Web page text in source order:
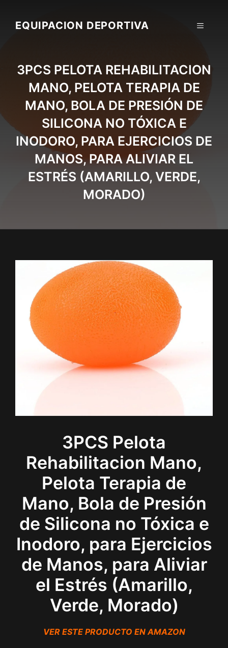
contentEQUIPACION DEPORTIVA MENU
3PCS PELOTA REHABILITACION
MANO, PELOTA TERAPIA DE
MANO, BOLA DE PRESIÓN DE
SILICONA NO TÓXICA E
INODORO, PARA EJERCICIOS DE
MANOS, PARA ALIVIAR EL
ESTRÉS (AMARILLO, VERDE,
MORADO)
3PCS Pelota
Rehabilitacion Mano,
Pelota Terapia de
Mano, Bola de Presión
de Silicona no Tóxica e
Inodoro, para Ejercicios
de Manos, para Aliviar
el Estrés (Amarillo,
Verde, Morado)
VER ESTE PRODUCTO EN AMAZON